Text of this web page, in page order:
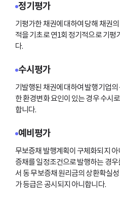
정기평가
기평가한 채권에 대하여 당해 채권
적을 기초로 연1회 정기적으로 기평
다.
수시평가
기발행된 채권에 대하여 발행기업의
한 환경변화 요인이 있는 경우 수시
합니다.
예비평가
무보증채 발행계획이 구체화되지
증채를 일정조건으로 발행하는 경우
서 동 무보증채 원리금의 상환확실
가 등급은 공시되지 아니합니다.